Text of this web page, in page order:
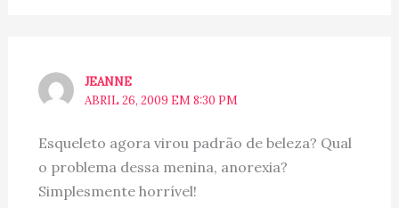
JEANNE
ABRIL 26, 2009 EM 8:30 PM
Esqueleto agora virou padrão de beleza? Qual
o problema dessa menina, anorexia?
Simplesmente horrível!